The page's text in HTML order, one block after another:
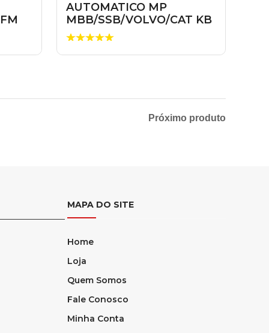
AUTOMATICO MP
MBB/SSB/VOLVO/CAT KB
Próximo produto
MAPA DO SITE
Home
Loja
Quem Somos
Fale Conosco
Minha Conta